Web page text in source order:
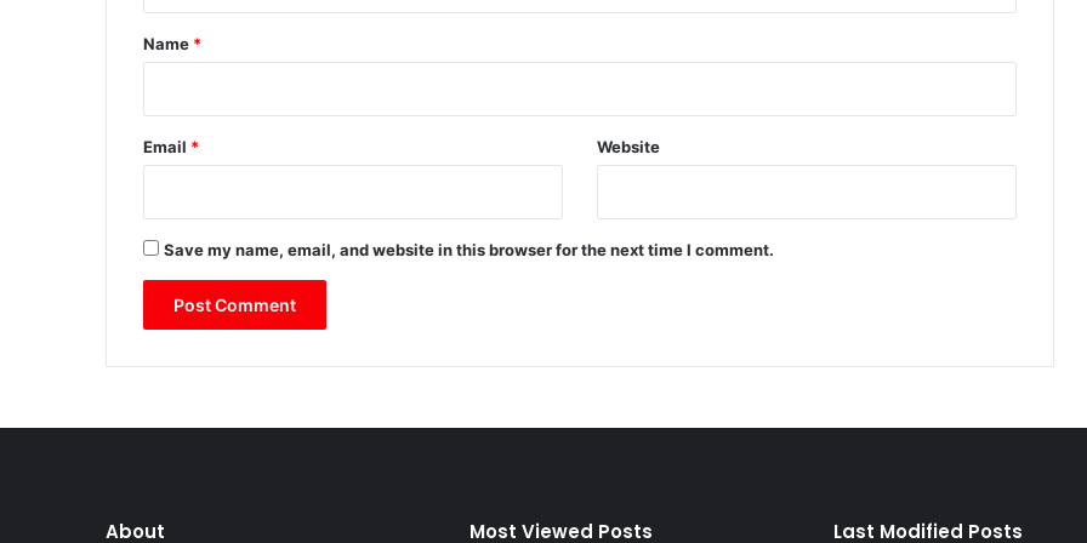
*
Name *
Email * Website
Save my name, email, and website in this browser for the next time I comment.
About Most Viewed Posts Last Modified Posts